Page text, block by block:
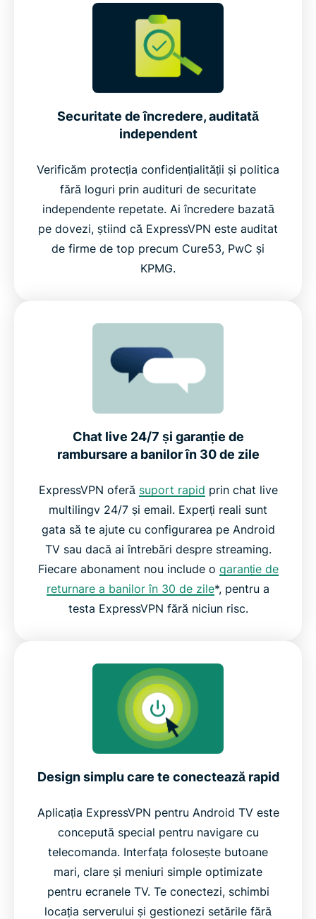
Securitate de încredere, auditată
independent
Verificăm protecția confidențialității și politica
fără loguri prin audituri de securitate
independente repetate. Ai încredere bazată
pe dovezi, știind că ExpressVPN este auditat
de firme de top precum Cure53, PwC și
KPMG.
Chat live 24/7 și garanție de
rambursare a banilor în 30 de zile
ExpressVPN oferă suport rapid prin chat live
multilingv 24/7 și email. Experți reali sunt
gata să te ajute cu configurarea pe Android
TV sau dacă ai întrebări despre streaming.
Fiecare abonament nou include o garanție de
returnare a banilor în 30 de zile*, pentru a
testa ExpressVPN fără niciun risc.
Design simplu care te conectează rapid
Aplicația ExpressVPN pentru Android TV este
concepută special pentru navigare cu
telecomanda. Interfața folosește butoane
mari, clare și meniuri simple optimizate
pentru ecranele TV. Te conectezi, schimbi
locația serverului și gestionezi setările fără